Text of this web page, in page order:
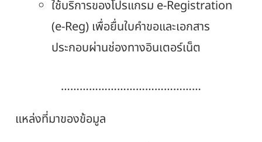
ใช้บริการของโปรแกรม e-Registration
(e-Reg) เพื่อยื่นใบคำขอและเอกสาร
ประกอบผ่านช่องทางอินเตอร์เน็ต
………………………………………
แหล่งที่มาของข้อมูล